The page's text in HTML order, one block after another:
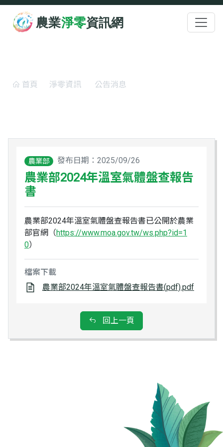
跳至主要內容
首頁 淨零資訊
公告消息
農業部 發布日期：2025/09/26
農業部2024年溫室氣體盤查報告
書
農業部2024年溫室氣體盤查報告書已公開於農業
部官網（ https://www.moa.gov.tw/ws.php?id=1
0）
檔案下載
農業部2024年溫室氣體盤查報告書(pdf).pdf
回上一頁